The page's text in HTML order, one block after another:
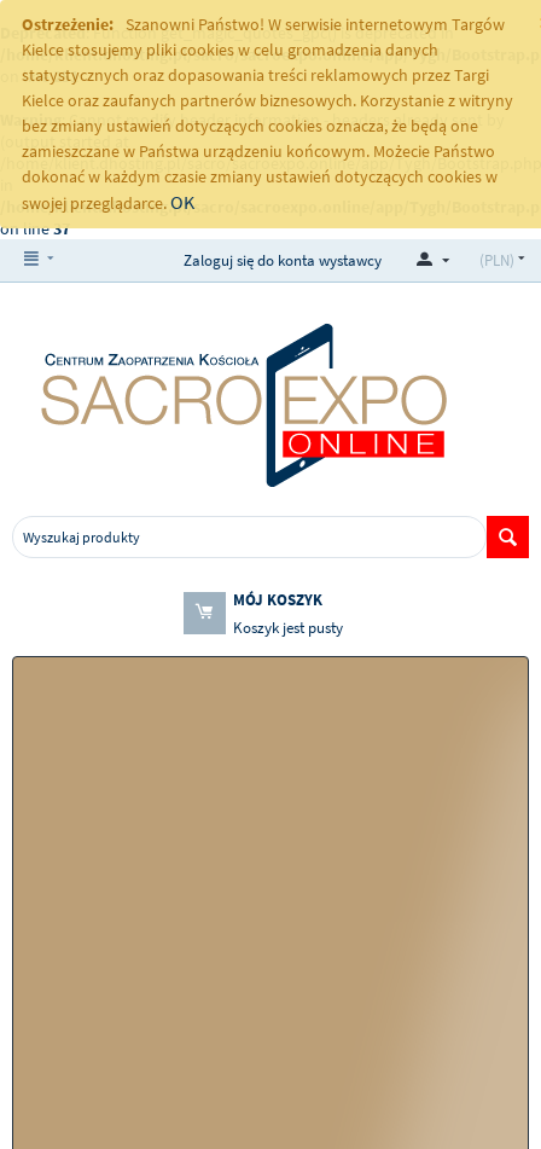
Deprecated: Function get_magic_quotes_gpc() is deprecated in
/home/klient.dhosting.pl/sacro/sacroexpo.online/app/Tygh/
on line251
Warning: Cannot modify header information - headers already sent by
(output started at
/home/klient.dhosting.pl/sacro/sacroexpo.online/app/Tygh/
/home/klient.dhosting.pl/sacro/sacroexpo.online/app/Tygh/
on line37
Ostrzeżenie:
Szanowni Państwo! W serwisie internetowym Targów
Kielce stosujemy pliki cookies w celu gromadzenia danych
statystycznych oraz dopasowania treści reklamowych przez Targi
Kielce oraz zaufanych partnerów biznesowych. Korzystanie z witryny
bez zmiany ustawień dotyczących cookies oznacza, że będą one
zamieszczane w Państwa urządzeniu końcowym. Możecie Państwo
dokonać w każdym czasie zmiany ustawień dotyczących cookies w
swojej przeglądarce.OK
(PLN)
Zaloguj się do konta wystawcy
MÓJ KOSZYK
Koszyk jest pusty